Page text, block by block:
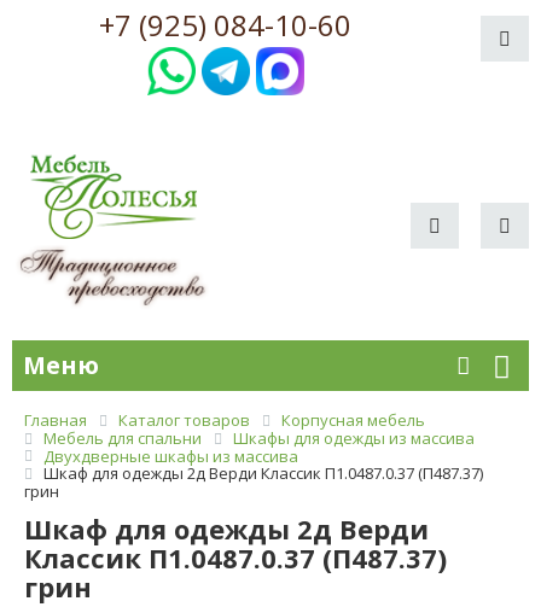
+7 (925) 084-10-60
Меню
Главная Каталог товаров
Корпусная мебель
Мебель для спальни
Шкафы для одежды из массива
Двухдверные шкафы из массива
Шкаф для одежды 2д Верди Классик П1.0487.0.37 (П487.37)
грин
Шкаф для одежды 2д Верди
Классик П1.0487.0.37 (П487.37)
грин